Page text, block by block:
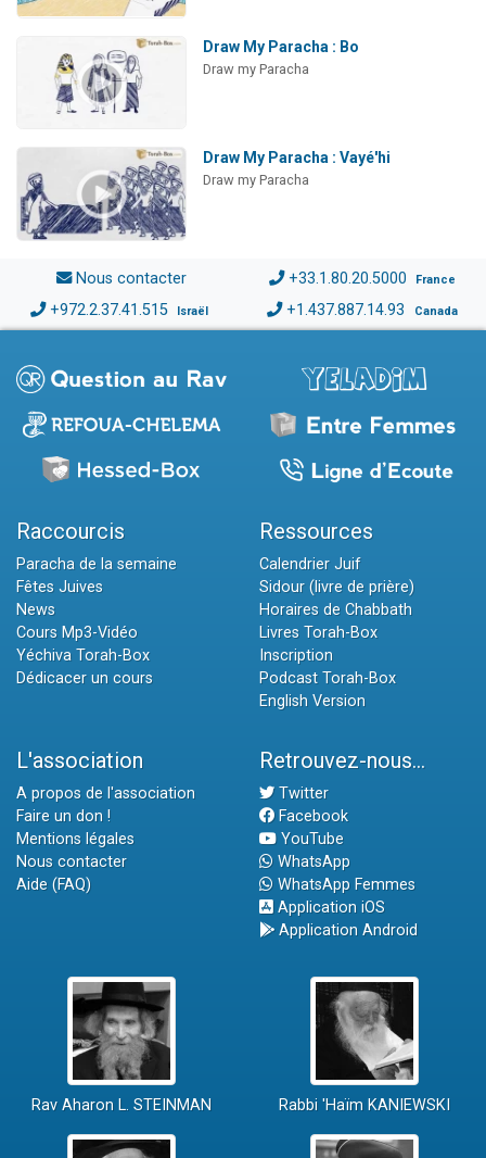
Draw My Paracha : Bo
Draw my Paracha
Draw My Paracha : Vayé'hi
Draw my Paracha
Nous contacter +33.1.80.20.5000 France
+972.2.37.41.515 Israël +1.437.887.14.93 Canada
Raccourcis
Paracha de la semaine
Fêtes Juives
News
Cours Mp3-Vidéo
Yéchiva Torah-Box
Dédicacer un cours
Ressources
Calendrier Juif
Sidour (livre de prière)
Horaires de Chabbath
Livres Torah-Box
Inscription
Podcast Torah-Box
English Version
L'association
A propos de l'association
Faire un don !
Mentions légales
Nous contacter
Aide (FAQ)
Retrouvez-nous...
Twitter
Facebook
YouTube
WhatsApp
WhatsApp Femmes
Application iOS
Application Android
Rav Aharon L. STEINMAN Rabbi 'Haïm KANIEWSKI